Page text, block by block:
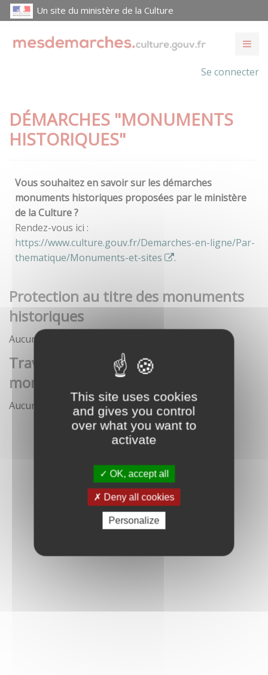
This site uses cookies
and gives you control
over what you want to
activate
OK, accept all
Deny all cookies
Personalize
Un site du ministère de la Culture
Se connecter
DÉMARCHES "MONUMENTS
HISTORIQUES"
Vous souhaitez en savoir sur les démarches
monuments historiques proposées par le ministère
de la Culture ?
Rendez-vous ici :
https://www.culture.gouv.fr/Demarches-en-ligne/Par-
thematique/Monuments-et-sites
.
Protection au titre des monuments
historiques
Aucune démarche pour le moment
Travaux et interventions sur
monument historique
Aucune démarche pour le moment